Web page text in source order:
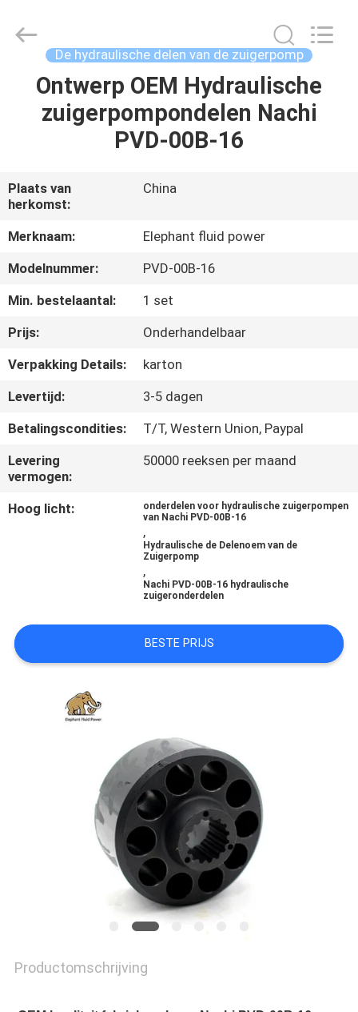
HUIS
PRODUCTEN
ONGEVEER
ONS
FABRIEKSREIS
CONTACTEER
ONS
GEVALLEN
POLICY
Fluid
Power
De hydraulische delen van de zuigerpomp
Ontwerp OEM Hydraulische
zuigerpompondelen Nachi
PVD-00B-16
Plaats van
herkomst:
China
Merknaam:
Elephant fluid power
Modelnummer:
PVD-00B-16
Min. bestelaantal:
1 set
Prijs:
Onderhandelbaar
Verpakking Details:
karton
Levertijd:
3-5 dagen
Betalingscondities:
T/T, Western Union, Paypal
Levering
vermogen:
50000 reeksen per maand
Hoog licht:
onderdelen voor hydraulische zuigerpompen
van Nachi PVD-00B-16
,
Hydraulische de Delenoem van de
Zuigerpomp
,
Nachi PVD-00B-16 hydraulische
zuigeronderdelen
BESTE PRIJS
Productomschrijving